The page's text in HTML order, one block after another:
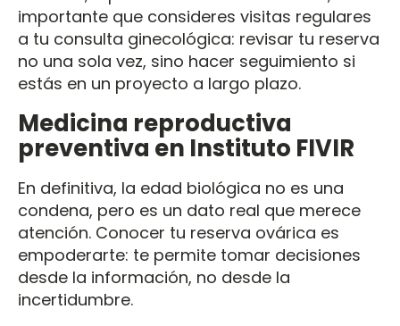
importante que consideres visitas regulares
a tu consulta ginecológica: revisar tu reserva
no una sola vez, sino hacer seguimiento si
estás en un proyecto a largo plazo.
Medicina reproductiva
preventiva en Instituto FIVIR
En definitiva, la edad biológica no es una
condena, pero es un dato real que merece
atención. Conocer tu reserva ovárica es
empoderarte: te permite tomar decisiones
desde la información, no desde la
incertidumbre.